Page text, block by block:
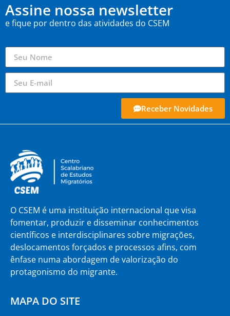
Assine nossa newsletter
e fique por dentro das atividades do CSEM
Receber Novidades
O CSEM é uma instituição internacional que visa
fomentar, produzir e disseminar conhecimentos
científicos e interdisciplinares sobre migrações,
deslocamentos forçados e processos afins, com
ênfase numa abordagem de valorização do
protagonismo do migrante.
MAPA DO SITE